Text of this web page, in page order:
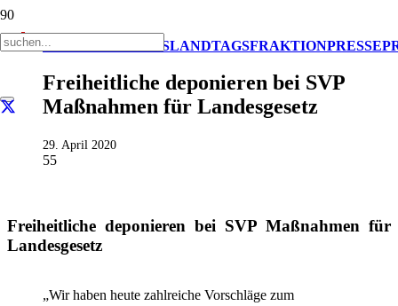
AKTUELL IMPULSLANDTAGSFRAKTIONPRESSE
Freiheitliche deponieren bei SVP
Maßnahmen für Landesgesetz
29. April 2020
55
Freiheitliche deponieren bei SVP Maßnahmen für
Landesgesetz
„Wir haben heute zahlreiche Vorschläge zum